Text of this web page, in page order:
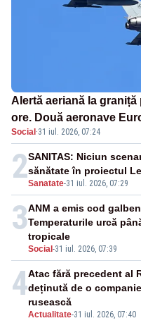
Alertă aeriană la graniță
ore. Două aeronave
ridicate de la sol
Social ·31 iul. 2026, 07:24
2Sanatate-31 iul. 2026, 07:29
SANITAS: Niciun
sănătate în proiectul
3
Social -31 iul. 2026, 07:39
ANM a emis cod
Temperaturile urcă
tropicale
4
Actualitate-31 iul. 2026, 07:40
Atac fără precedent al
deținută de o
rusească